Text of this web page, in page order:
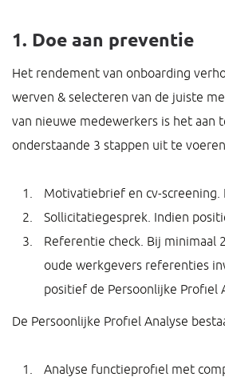
1. Doe aan preventie
Het rendement van onboarding
werven & selecteren van de juiste
van nieuwe medewerkers is het aan
onderstaande 3 stappen uit te
Motivatiebrief en cv-screening.
Sollicitatiegesprek. Indien
Referentie check. Bij minimaal
oude werkgevers referenties
positief de Persoonlijke Profiel
De Persoonlijke Profiel Analyse
Analyse functieprofiel met